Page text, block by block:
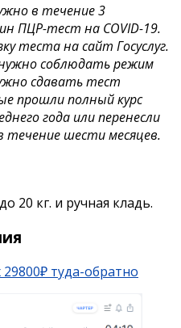
в течение 3
ПЦР-тест на COVID-19.
теста на сайт Госуслуг.
соблюдать режим
сдавать тест
прошли полный курс
года или перенесли
течение шести месяцев.
20 кг. и ручная кладь.
туда-обратно